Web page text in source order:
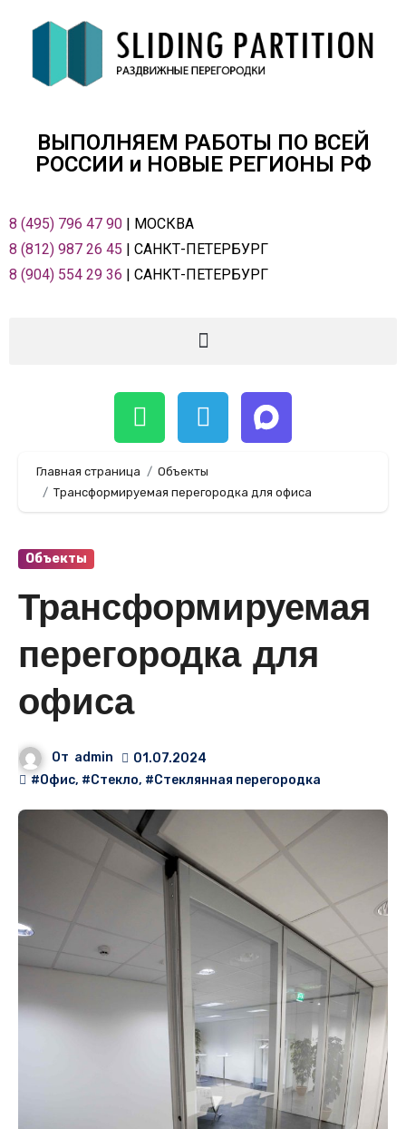
ВЫПОЛНЯЕМ РАБОТЫ ПО ВСЕЙ
РОСCИИ и НОВЫЕ РЕГИОНЫ РФ
8 (495) 796 47 90 | МОСКВА
8 (812) 987 26 45 | САНКТ-ПЕТЕРБУРГ
8 (904) 554 29 36 | САНКТ-ПЕТЕРБУРГ
Главная страница
Объекты
Трансформируемая перегородка для офиса
Объекты
Трансформируемая
перегородка для
офиса
От admin
01.07.2024
#Офис, #Стекло, #Стеклянная перегородка